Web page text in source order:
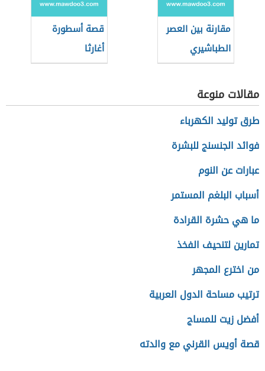
مقارنة بين العصر
الطباشيري
والجوراسي
قصة أسطورة
أغارثا
مقالات منوعة
طرق توليد الكهرباء
فوائد الجنسنج للبشرة
عبارات عن النوم
أسباب البلغم المستمر
ما هي حشرة القرادة
تمارين لتنحيف الفخذ
من اخترع المجهر
ترتيب مساحة الدول العربية
أفضل زيت للمساج
قصة أويس القرني مع والدته